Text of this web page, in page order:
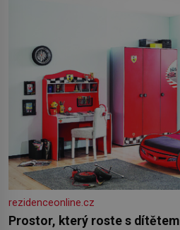
rezidenceonline.cz
Prostor, který roste s dítětem